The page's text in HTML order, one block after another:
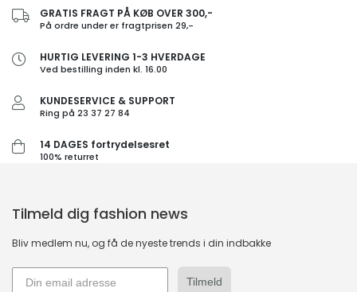
GRATIS FRAGT PÅ KØB OVER 300,-
På ordre under er fragtprisen 29,-
HURTIG LEVERING 1-3 HVERDAGE
Ved bestilling inden kl. 16.00
KUNDESERVICE & SUPPORT
Ring på 23 37 27 84
14 DAGES fortrydelsesret
100% returret
Tilmeld dig fashion news
Bliv medlem nu, og få de nyeste trends i din indbakke
Tilmeld